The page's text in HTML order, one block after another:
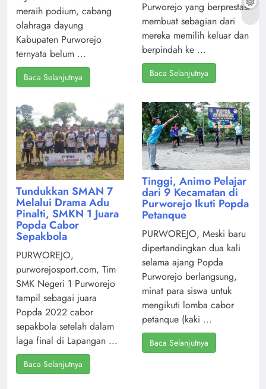
meraih podium, cabang
olahraga dayung
Kabupaten Purworejo
ternyata belum ...
Baca Selanjutnya
Purworejo yang berprestasi
membuat sebagian dari
mereka memilih keluar dan
berpindah ke ...
Baca Selanjutnya
Tundukkan SMAN 7
Melalui Drama Adu
Pinalti, SMKN 1 Juara
Popda Cabor
Sepakbola
PURWOREJO,
purworejosport.com, Tim
SMK Negeri 1 Purworejo
tampil sebagai juara
Popda 2022 cabor
sepakbola setelah dalam
laga final di Lapangan ...
Baca Selanjutnya
Tinggi, Animo Pelajar
dari 9 Kecamatan di
Purworejo Ikuti Popda
Petanque
PURWOREJO, Meski baru
dipertandingkan dua kali
selama ajang Popda
Purworejo berlangsung,
minat para siswa untuk
mengikuti lomba cabor
petanque (kaki ...
Baca Selanjutnya